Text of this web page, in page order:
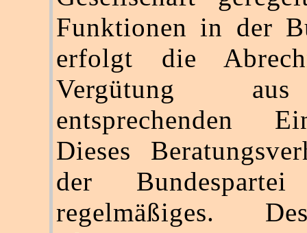
Funktionen in der
erfolgt die
Vergütung
entsprechenden
Dieses
der
regelmäßiges.